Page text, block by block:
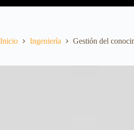
Inicio Ingeniería Gestión del